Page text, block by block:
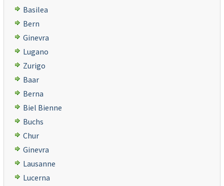
Basilea
Bern
Ginevra
Lugano
Zurigo
Baar
Berna
Biel Bienne
Buchs
Chur
Ginevra
Lausanne
Lucerna